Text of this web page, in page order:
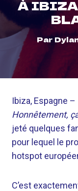
À IBIZA
Par
Ibiza, Espagne –
Honnêtement,
jeté quelques
pour lequel le
hotspot
C’est